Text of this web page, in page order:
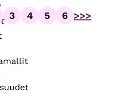
Sivutus
Sivu
3
Sivu
4
Sivu
5
Sivu
6 >>>